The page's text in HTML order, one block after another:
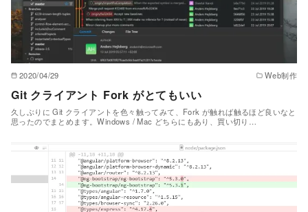
2020/04/29 Web制作
Git クライアント Fork がとてもいい
久しぶりに Git クライアントを色々触ってみて、Fork が触れば触るほど良いなと
思ったのでまとめます。Windows / Mac どちらにもあり、買い切り…